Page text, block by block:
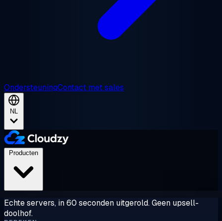
OndersteuningContact met sales
NL
Echte servers, in 60 seconden uitgerold. Geen upsell-
doolhof.